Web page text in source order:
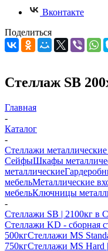
Вконтакте
Поделиться
Стеллаж SB
Главная
-
Каталог
-
Стеллажи
СейфыШкафы
металлические
мебельМеталлические
мебельКлючницы
-
Стеллажи SB | 2100кг в
Стеллажи KD - сборная
500кгСтеллажи MS
750кгСтеллажи MS Hard